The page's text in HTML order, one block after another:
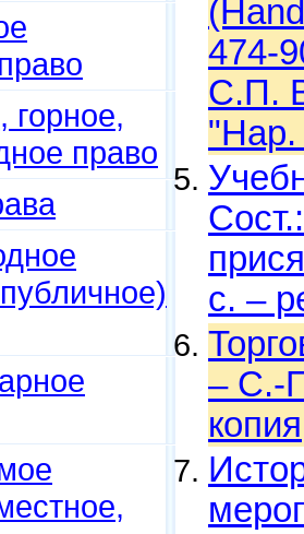
горное,
право
474-
С.П.
"Нар.
с. –
– С.-
копия